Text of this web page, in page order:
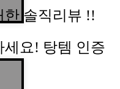
한 솔직리뷰 !!
세요! 탕템 인증